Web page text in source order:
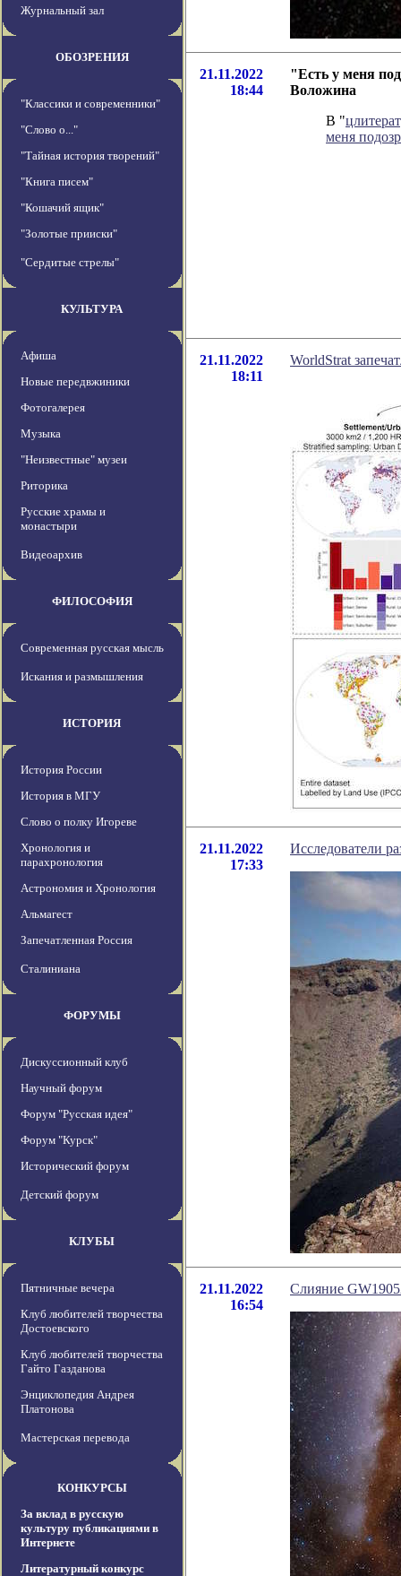
Журнальный зал
ОБОЗРЕНИЯ
"Классики и современники"
"Слово о..."
"Тайная история творений"
"Книга писем"
"Кошачий ящик"
"Золотые прииски"
"Сердитые стрелы"
КУЛЬТУРА
Афиша
Новые передвжиники
Фотогалерея
Музыка
"Неизвестные" музеи
Риторика
Русские храмы и
монастыри
Видеоархив
ФИЛОСОФИЯ
Современная русская мысль
Искания и размышления
ИСТОРИЯ
История России
История в МГУ
Слово о полку Игореве
Хронология и
парахронология
Астрономия и Хронология
Альмагест
Запечатленная Россия
Сталиниана
ФОРУМЫ
Дискуссионный клуб
Научный форум
Форум "Русская идея"
Форум "Курск"
Исторический форум
Детский форум
КЛУБЫ
Пятничные вечера
Клуб любителей творчества
Достоевского
Клуб любителей творчества
Гайто Газданова
Энциклопедия Андрея
Платонова
Мастерская перевода
КОНКУРСЫ
За вклад в русскую
культуру публикациями в
Интернете
Литературный конкурс
21.11.2022
18:44
"Есть у меня
Воложина
В "
меня
21.11.2022
18:11
WorldStrat
21.11.2022
17:33
Исследователи
21.11.2022
16:54
Слияние